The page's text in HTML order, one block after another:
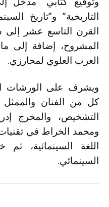
التاريخية” و”تاريخ
المشروح، إضافة إلى
العرب العلوي لمحارزي.
ويشرف على الورشات
كل من الفنان
التشخيص، والمخرج
ومحمد الخراط في
اللغة السينمائية، ثم
السينمائي.